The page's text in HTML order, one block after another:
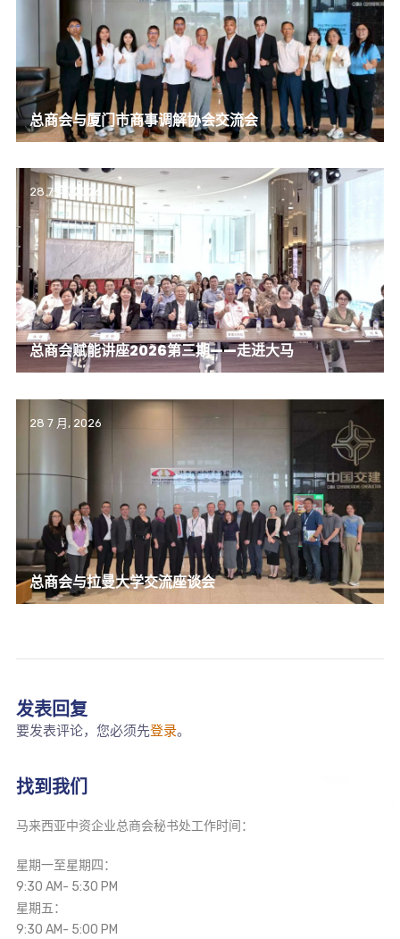
总商会与厦门市商事调解协会交流会
28 7 月, 2026
总商会赋能讲座2026第三期——走进大马
28 7 月, 2026
总商会与拉曼大学交流座谈会
发表回复
要发表评论，您必须先登录。
找到我们
马来西亚中资企业总商会秘书处工作时间：
星期一至星期四：
9:30 AM- 5:30 PM
星期五：
9:30 AM- 5:00 PM